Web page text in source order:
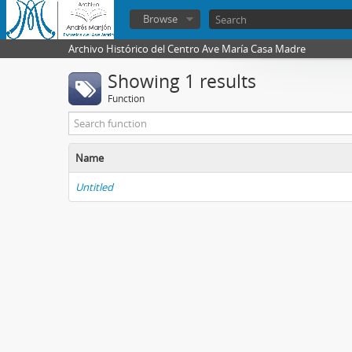
Browse
Archivo Histórico del Centro Ave María Casa Madre
Showing 1 results
Function
Name
Untitled